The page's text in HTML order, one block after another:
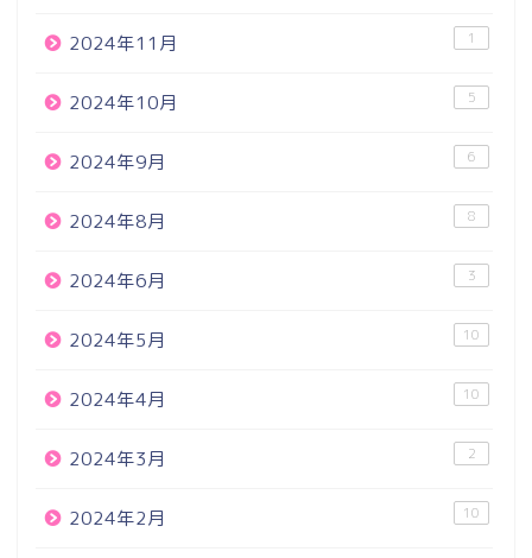
2024年11月 1
2024年10月 5
2024年9月 6
2024年8月 8
2024年6月 3
2024年5月 10
2024年4月 10
2024年3月 2
2024年2月 10